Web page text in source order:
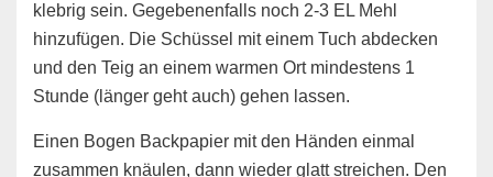
klebrig sein. Gegebenenfalls noch 2-3 EL Mehl
hinzufügen. Die Schüssel mit einem Tuch abdecken
und den Teig an einem warmen Ort mindestens 1
Stunde (länger geht auch) gehen lassen.
Einen Bogen Backpapier mit den Händen einmal
zusammen knäulen, dann wieder glatt streichen. Den